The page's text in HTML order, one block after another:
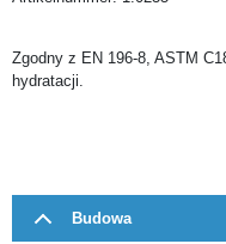
Zgodny z EN 196-8, ASTM
hydratacji.
Budowa